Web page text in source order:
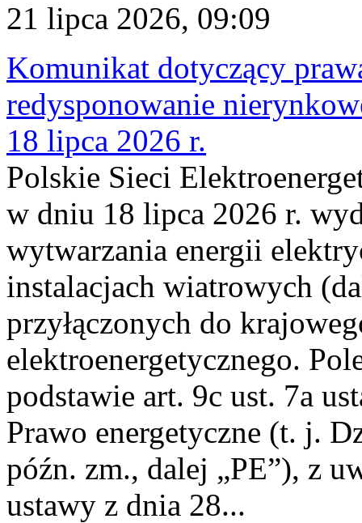
21 lipca 2026, 09:09
Komunikat dotyczący
redysponowanie
18 lipca 2026 r.
Polskie Sieci
w dniu 18 lipca 2026 r.
wytwarzania energii
instalacjach wiatrowych
przyłączonych do
elektroenergetycznego.
podstawie art. 9c ust. 7a
Prawo energetyczne (t. j.
późn. zm., dalej „PE”), z
ustawy z dnia 28...